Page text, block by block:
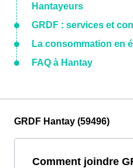
Hantayeurs
GRDF : services et
La consommation en
FAQ à Hantay
GRDF Hantay (59496)
Comment joindre